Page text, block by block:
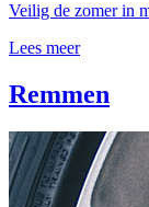
Veilig de zomer in
Lees meer
Remmen